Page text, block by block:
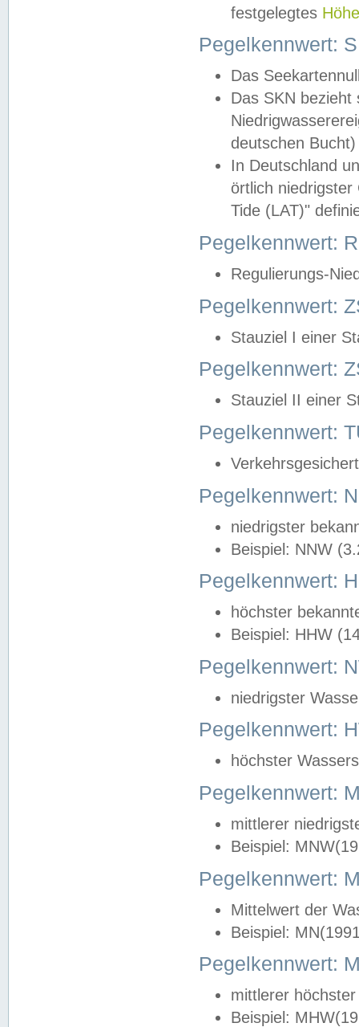
festgelegtes
Pegelkennwert:
Das
Das SKN
deutschen
In Deutschland
örtlich
Tide (LAT)"
Pegelkennwert:
Regulierungs-
Pegelkennwert:
Stauziel I einer
Pegelkennwert:
Stauziel II einer
Pegelkennwert:
Pegelkennwert:
niedrigster
Beispiel: NNW
Pegelkennwert:
höchster
Beispiel: HHW
Pegelkennwert:
niedrigster
Pegelkennwert:
höchster
Pegelkennwert:
mittlerer
Beispiel:
Pegelkennwert:
Mittelwert der
Beispiel:
Pegelkennwert:
mittlerer
Beispiel: